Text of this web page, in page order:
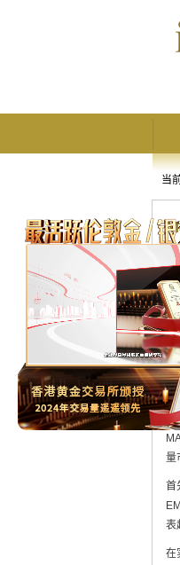
当
在
多
价
略
1
量
首
表
在